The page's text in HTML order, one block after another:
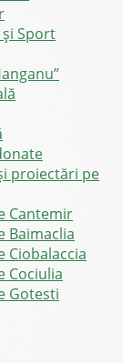
Sport
proiectări pe
Cantemir
Baimaclia
Ciobalaccia
Cociulia
Gotesti